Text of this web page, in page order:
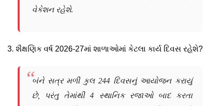
વેકેશન રહેશે.
3. શૈક્ષણિક વર્ષ 2026-27માં શાળાઓમાં કેટલા કાર્ય દિવસ રહેશે?
બંને સત્ર મળી કુલ 244 દિવસનું આયોજન કરાયું
છે, પરંતુ તેમાંથી 4 સ્થાનિક રજાઓ બાદ કરતા